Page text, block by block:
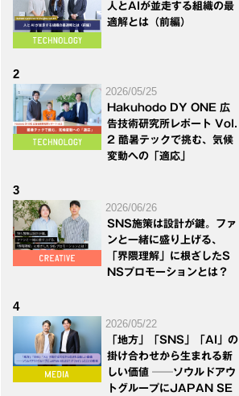
人とAIが並走する組織の最
適解とは（前編）
2
2026/05/25
Hakuhodo DY ONE 広
告技術研究所レポート Vol.
2 酷暑テックで挑む、気候
変動への「適応」
3
2026/06/26
SNS施策は設計が鍵。ファ
ンと一緒に盛り上げる、
「界隈理解」に根ざしたS
NSプロモーションとは？
4
2026/05/22
「地方」「SNS」「AI」の
掛け合わせから生まれる新
しい価値 ──ソウルドアウ
トグループにJAPAN SE